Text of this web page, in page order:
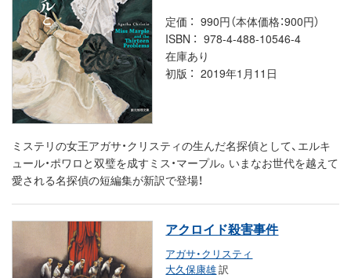
定価
990円（本体価格：900円）
ISBN
978-4-488-10546-4
在庫あり
初版
2019年1月11日
ミステリの女王アガサ・クリスティの生んだ名探偵として、エルキ
ュール・ポワロと双璧を成すミス・マープル。いまなお世代を越えて
愛される名探偵の短編集が新訳で登場！
アクロイド殺害事件
アガサ・クリスティ
大久保康雄訳